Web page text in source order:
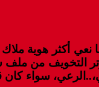
أكثر هوية
التخويف من
سواء كان